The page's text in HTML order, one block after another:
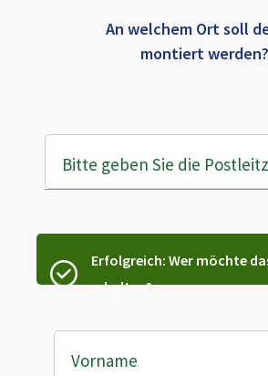
An welchem Ort soll
montiert werden?
Bitte geben Sie die
Erfolgreich: Wer möchte
erhalten?
Vorname